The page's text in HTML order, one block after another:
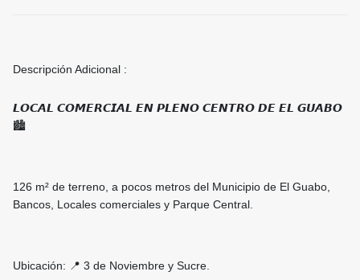
Descripción Adicional :
𝙇𝙊𝘾𝘼𝙇 𝘾𝙊𝙈𝙀𝙍𝘾𝙄𝘼𝙇 𝙀𝙉 𝙋𝙇𝙀𝙉𝙊 𝘾𝙀𝙉𝙏𝙍𝙊 𝘿𝙀 𝙀𝙇 𝙂𝙐𝘼𝘽𝙊
🏙
126 m² de terreno, a pocos metros del Municipio de El Guabo,
Bancos, Locales comerciales y Parque Central.
Ubicación: 📍 3 de Noviembre y Sucre.